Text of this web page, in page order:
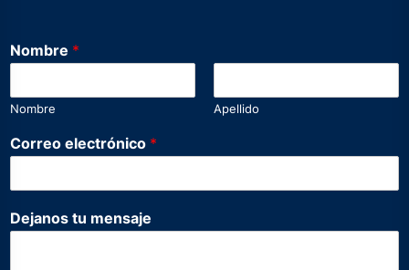
Nombre *
Nombre Apellido
Correo electrónico *
C
o
Dejanos tu mensaje